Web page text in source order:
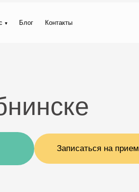
Блог Контакты
Записаться на прием